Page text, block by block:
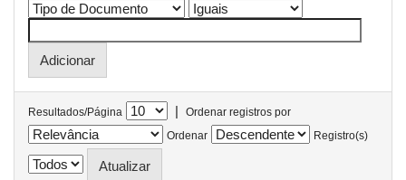
Resultados/Página |
Ordenar registros por
Ordenar
Registro(s)